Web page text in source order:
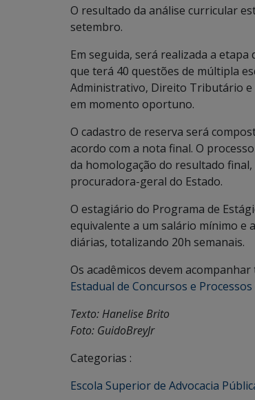
O resultado da análise curricular
setembro.
Em seguida, será realizada a
que terá 40 questões de múltipla
Administrativo, Direito Tributário e
em momento oportuno.
O cadastro de reserva será
acordo com a nota final. O
da homologação do resultado
procuradora-geral do Estado.
O estagiário do Programa de
equivalente a um salário mínimo e
diárias, totalizando 20h semanais.
Os acadêmicos devem
Estadual de Concursos e
Texto: Hanelise Brito
Foto: GuidoBreyJr
Categorias :
Escola Superior de Advocacia